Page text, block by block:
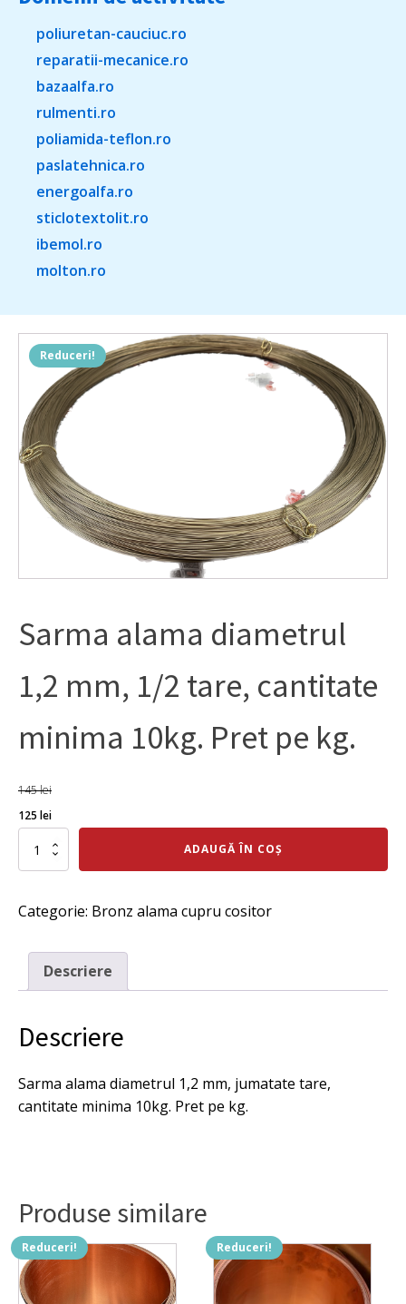
poliuretan-cauciuc.ro
reparatii-mecanice.ro
bazaalfa.ro
rulmenti.ro
poliamida-teflon.ro
paslatehnica.ro
energoalfa.ro
sticlotextolit.ro
ibemol.ro
molton.ro
Reduceri!
Sarma alama diametrul
1,2 mm, 1/2 tare, cantitate
minima 10kg. Pret pe kg.
145lei
Prețul
inițial
a
145 lei.
125 leiPrețul
curent
este:
Cantitate
1,2
cantitate
Pret
pe
ADAUGĂ ÎN COȘ
Categorie: Bronz alama cupru cositor
Descriere
Descriere
Sarma alama diametrul 1,2 mm, jumatate tare,
cantitate minima 10kg. Pret pe kg.
Produse similare
Reduceri! Reduceri!